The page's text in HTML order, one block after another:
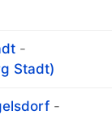
-
Stadt)
-